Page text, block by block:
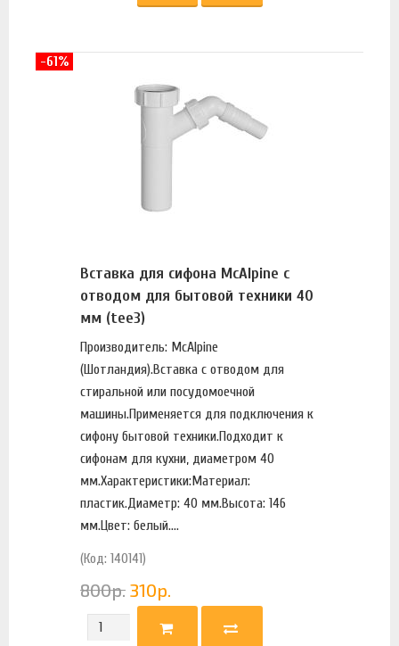
Вставка для сифона McAlpine с
отводом для бытовой техники 40
мм (tee3)
Производитель: McAlpine
(Шотландия).Вставка с отводом для
стиральной или посудомоечной
машины.Применяется для подключения к
сифону бытовой техники.Подходит к
сифонам для кухни, диаметром 40
мм.Характеристики:Материал:
пластик.Диаметр: 40 мм.Высота: 146
мм.Цвет: белый....
(Код: 140141)
800р. 310р.
-61%